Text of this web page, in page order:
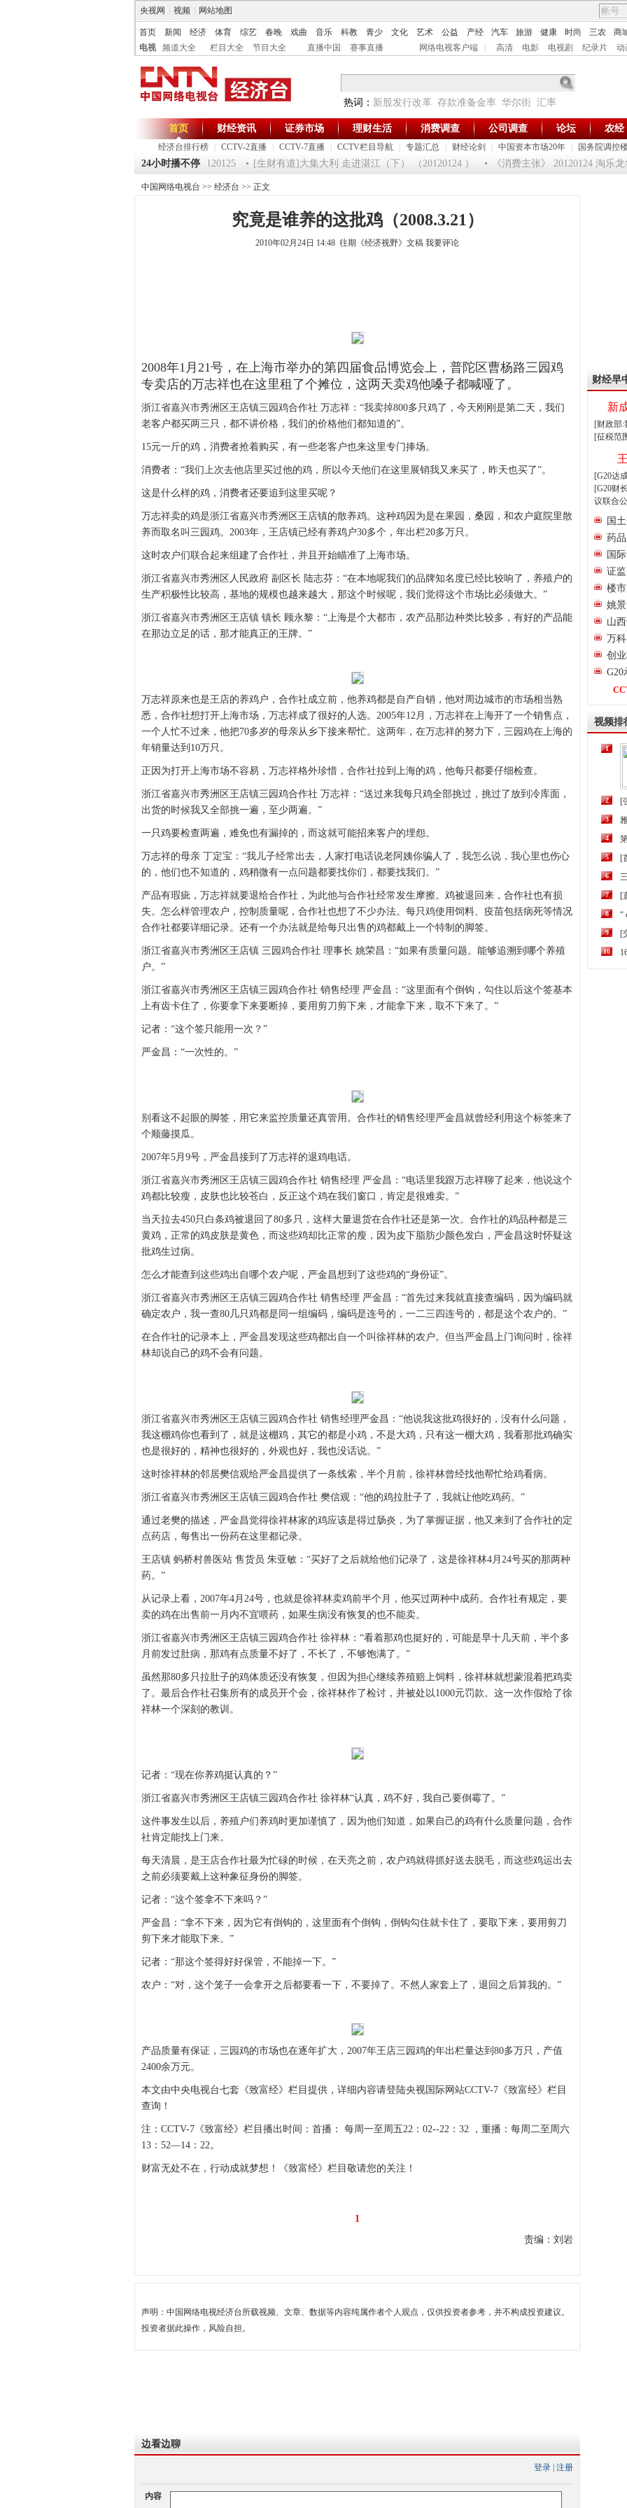
央视网 视频 网站地图
首页 新闻 经济 体育 综艺 春晚 戏曲 音乐 科教 青少 文化 艺术 公益 产经 汽车 旅游 健康 时尚 三农 商
电视
频道大全 栏目大全 节目大全 直播中国 赛事直播 网络电视客户端 高清 电影 电视剧 纪录片 动
热词： 新股发行改革 存款准备金率 华尔街 汇率
首页
经济台排行榜 CCTV-2直播 CCTV-7直播 CCTV栏目导航 专题汇总 财经论剑 中国资本市场20年 国务院调控
财经资讯 证券市场 理财生活 消费调查 公司调查 论坛 农经
24小时播不停
《第一时间》 20120125 [生财有道]大集大利 走进湛江（下） （20120124 ） 《消费主张》 20120124 淘乐龙
中国网络电视台 >> 经济台 >> 正文
究竟是谁养的这批鸡（2008.3.21）
2010年02月24日 14:48 往期《经济视野》文稿 我要评论
2008年1月21号，在上海市举办的第四届食品博览会上，普陀区曹杨路三园鸡
专卖店的万志祥也在这里租了个摊位，这两天卖鸡他嗓子都喊哑了。
浙江省嘉兴市秀洲区王店镇三园鸡合作社 万志祥：“我卖掉800多只鸡了，今天刚刚是第二天，我们
老客户都买两三只，都不讲价格，我们的价格他们都知道的”。
15元一斤的鸡，消费者抢着购买，有一些老客户也来这里专门捧场。
消费者：“我们上次去他店里买过他的鸡，所以今天他们在这里展销我又来买了，昨天也买了”。
这是什么样的鸡，消费者还要追到这里买呢？
万志祥卖的鸡是浙江省嘉兴市秀洲区王店镇的散养鸡。这种鸡因为是在果园，桑园，和农户庭院里散
养而取名叫三园鸡。2003年，王店镇已经有养鸡户30多个，年出栏20多万只。
这时农户们联合起来组建了合作社，并且开始瞄准了上海市场。
浙江省嘉兴市秀洲区人民政府 副区长 陆志芬：“在本地呢我们的品牌知名度已经比较响了，养殖户的
生产积极性比较高，基地的规模也越来越大，那这个时候呢，我们觉得这个市场比必须做大。”
浙江省嘉兴市秀洲区王店镇 镇长 顾永黎：“上海是个大都市，农产品那边种类比较多，有好的产品能
在那边立足的话，那才能真正的王牌。”
万志祥原来也是王店的养鸡户，合作社成立前，他养鸡都是自产自销，他对周边城市的市场相当熟
悉，合作社想打开上海市场，万志祥成了很好的人选。2005年12月，万志祥在上海开了一个销售点，
一个人忙不过来，他把70多岁的母亲从乡下接来帮忙。这两年，在万志祥的努力下，三园鸡在上海的
年销量达到10万只。
正因为打开上海市场不容易，万志祥格外珍惜，合作社拉到上海的鸡，他每只都要仔细检查。
浙江省嘉兴市秀洲区王店镇三园鸡合作社 万志祥：“送过来我每只鸡全部挑过，挑过了放到冷库面，
出货的时候我又全部挑一遍，至少两遍。”
一只鸡要检查两遍，难免也有漏掉的，而这就可能招来客户的埋怨。
万志祥的母亲 丁定宝：“我儿子经常出去，人家打电话说老阿姨你骗人了，我怎么说，我心里也伤心
的，他们也不知道的，鸡稍微有一点问题都要找你们，都要找我们。”
产品有瑕疵，万志祥就要退给合作社，为此他与合作社经常发生摩擦。鸡被退回来，合作社也有损
失。怎么样管理农户，控制质量呢，合作社也想了不少办法。每只鸡使用饲料、疫苗包括病死等情况
合作社都要详细记录。还有一个办法就是给每只出售的鸡都戴上一个特制的脚签。
浙江省嘉兴市秀洲区王店镇 三园鸡合作社 理事长 姚荣昌：“如果有质量问题。能够追溯到哪个养殖
户。”
浙江省嘉兴市秀洲区王店镇三园鸡合作社 销售经理 严金昌：“这里面有个倒钩，勾住以后这个签基本
上有齿卡住了，你要拿下来要断掉，要用剪刀剪下来，才能拿下来，取不下来了。”
记者：“这个签只能用一次？”
严金昌：“一次性的。”
别看这不起眼的脚签，用它来监控质量还真管用。合作社的销售经理严金昌就曾经利用这个标签来了
个顺藤摸瓜。
2007年5月9号，严金昌接到了万志祥的退鸡电话。
浙江省嘉兴市秀洲区王店镇三园鸡合作社 销售经理 严金昌：“电话里我跟万志祥聊了起来，他说这个
鸡都比较瘦，皮肤也比较苍白，反正这个鸡在我们窗口，肯定是很难卖。”
当天拉去450只白条鸡被退回了80多只，这样大量退货在合作社还是第一次。合作社的鸡品种都是三
黄鸡，正常的鸡皮肤是黄色，而这些鸡却比正常的瘦，因为皮下脂肪少颜色发白，严金昌这时怀疑这
批鸡生过病。
怎么才能查到这些鸡出自哪个农户呢，严金昌想到了这些鸡的“身份证”。
浙江省嘉兴市秀洲区王店镇三园鸡合作社 销售经理 严金昌：“首先过来我就直接查编码，因为编码就
确定农户，我一查80几只鸡都是同一组编码，编码是连号的，一二三四连号的，都是这个农户的。”
在合作社的记录本上，严金昌发现这些鸡都出自一个叫徐祥林的农户。但当严金昌上门询问时，徐祥
林却说自己的鸡不会有问题。
浙江省嘉兴市秀洲区王店镇三园鸡合作社 销售经理严金昌：“他说我这批鸡很好的，没有什么问题，
我这棚鸡你也看到了，就是这棚鸡，其它的都是小鸡，不是大鸡，只有这一棚大鸡，我看那批鸡确实
也是很好的，精神也很好的，外观也好，我也没话说。”
这时徐祥林的邻居樊信观给严金昌提供了一条线索，半个月前，徐祥林曾经找他帮忙给鸡看病。
浙江省嘉兴市秀洲区王店镇三园鸡合作社 樊信观：“他的鸡拉肚子了，我就让他吃鸡药。”
通过老樊的描述，严金昌觉得徐祥林家的鸡应该是得过肠炎，为了掌握证据，他又来到了合作社的定
点药店，每售出一份药在这里都记录。
王店镇 蚂桥村兽医站 售货员 朱亚敏：“买好了之后就给他们记录了，这是徐祥林4月24号买的那两种
药。”
从记录上看，2007年4月24号，也就是徐祥林卖鸡前半个月，他买过两种中成药。合作社有规定，要
卖的鸡在出售前一月内不宜喂药，如果生病没有恢复的也不能卖。
浙江省嘉兴市秀洲区王店镇三园鸡合作社 徐祥林：“看着那鸡也挺好的，可能是早十几天前，半个多
月前发过肚病，那鸡有点质量不好了，不长了，不够饱满了。”
虽然那80多只拉肚子的鸡体质还没有恢复，但因为担心继续养殖赔上饲料，徐祥林就想蒙混着把鸡卖
了。最后合作社召集所有的成员开个会，徐祥林作了检讨，并被处以1000元罚款。这一次作假给了徐
祥林一个深刻的教训。
记者：“现在你养鸡挺认真的？”
浙江省嘉兴市秀洲区王店镇三园鸡合作社 徐祥林“认真，鸡不好，我自己要倒霉了。”
这件事发生以后，养殖户们养鸡时更加谨慎了，因为他们知道，如果自己的鸡有什么质量问题，合作
社肯定能找上门来。
每天清晨，是王店合作社最为忙碌的时候，在天亮之前，农户鸡就得抓好送去脱毛，而这些鸡运出去
之前必须要戴上这种象征身份的脚签。
记者：“这个签拿不下来吗？”
严金昌：“拿不下来，因为它有倒钩的，这里面有个倒钩，倒钩勾住就卡住了，要取下来，要用剪刀
剪下来才能取下来。”
记者：“那这个签得好好保管，不能掉一下。”
农户：“对，这个笼子一会拿开之后都要看一下，不要掉了。不然人家套上了，退回之后算我的。”
产品质量有保证，三园鸡的市场也在逐年扩大，2007年王店三园鸡的年出栏量达到80多万只，产值
2400余万元。
本文由中央电视台七套《致富经》栏目提供，详细内容请登陆央视国际网站CCTV-7《致富经》栏目
查询！
注：CCTV-7《致富经》栏目播出时间：首播： 每周一至周五22：02--22：32 ，重播：每周二至周六
13：52—14：22。
财富无处不在，行动成就梦想！《致富经》栏目敬请您的关注！
1
责编：刘岩
声明：中国网络电视经济台所载视频、文章、数据等内容纯属作者个人观点，仅供投资者参考，并不构成投资建议。
投资者据此操作，风险自担。
边看边聊
登录 注册
内容
财经早
新
[财政部:
[征税范
[G20达
[G20财
议联合
国
药
国
证
楼
姚
山
万
创
G20
视频排
1
2 [
3
4
5 [
6
7 [
8 “
9 [
10